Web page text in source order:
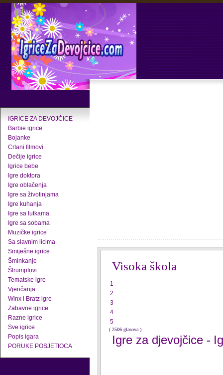
IGRICE ZA DEVOJČICE
Barbie igrice
Bojanke
Crtani filmovi
Dečije igrice
Igrice bebe
Igre doktora
Igre oblačenja
Igre sa životinjama
Igre kuhanja
Igre sa lutkama
Igre sa sobama
Muzičke igrice
Sa slavnim licima
Smiješne igrice
Šminkanje
Štrumpfovi
Tematske igre
Vjenčanja
Winx i Bratz igre
Zabavne igrice
Razne igrice
Sve igrice
Popis igara
PORUKE POSJETIOCA
Visoka škola
1
2
3
4
5
( 2506 glasova )
Igre za djevojčice -